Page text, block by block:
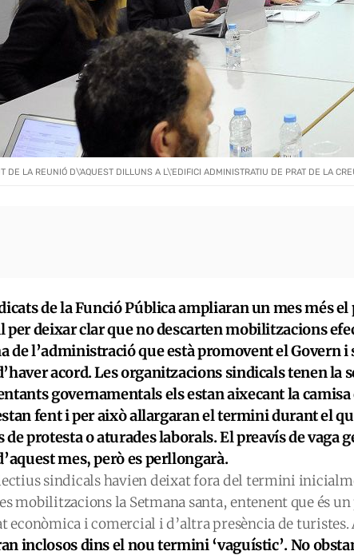
DE LA REUNIÓ D\'AQUEST DILLUNS A L\'EDIFICI ADMINISTRATIU DE PRAT DE LA
de la Funció Pública ampliaran un mes més el
per deixar clar que no descarten mobilitzacions
de l’administració que està promovent el Govern i
acord. Les organitzacions sindicals tenen la
governamentals els estan aixecant la
fent i per això allargaran el termini durant el
de protesta o aturades laborals. El preavís de vaga
mes, però es perllongarà.
sindicals havien deixat fora del termini
mobilitzacions la Setmana santa, entenent que és
econòmica i comercial i d’altra presència de
inclosos dins el nou termini ‘vaguístic’. No